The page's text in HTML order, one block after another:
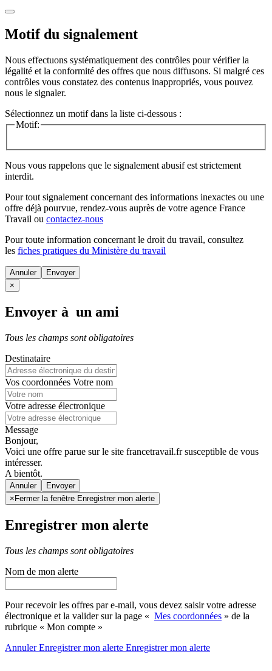
Motif du signalement
Nous effectuons systématiquement des contrôles pour vérifier la
légalité et la conformité des offres que nous diffusons. Si malgré ces
contrôles vous constatez des contenus inappropriés, vous pouvez
nous le signaler.
Sélectionnez un motif dans la liste ci-dessous :
Motif:
Nous vous rappelons que le signalement abusif est strictement
interdit.
Pour tout signalement concernant des informations inexactes ou une
offre déjà pourvue, rendez-vous auprès de votre agence France
Travail ou contactez-nous
Pour toute information concernant le droit du travail, consultez
les fiches pratiques du Ministère du travail
Annuler
×
Envoyer à un ami
Tous les champs sont obligatoires
Destinataire
Vos coordonnées Votre nom
Votre adresse électronique
Message
Bonjour,
Voici une offre parue sur le site francetravail.fr susceptible de vous
intéresser.
A bientôt.
Annuler
× Fermer la fenêtre Enregistrer mon alerte
Enregistrer mon alerte
Tous les champs sont obligatoires
Nom de mon alerte
Pour recevoir les offres par e-mail, vous devez saisir votre adresse
électronique et la valider sur la page « Mes coordonnées » de la
rubrique « Mon compte »
AnnulerEnregistrer mon alerte Enregistrermon alerte